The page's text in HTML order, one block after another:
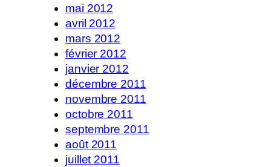
mai 2012
avril 2012
mars 2012
février 2012
janvier 2012
décembre 2011
novembre 2011
octobre 2011
septembre 2011
août 2011
juillet 2011